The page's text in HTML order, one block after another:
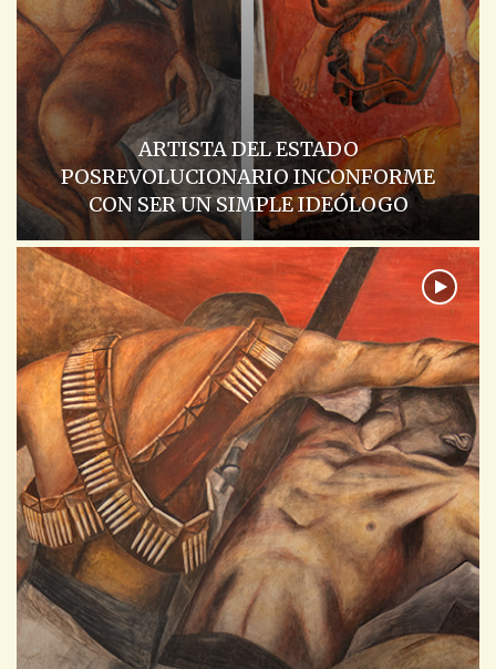
ARTISTA DEL ESTADO
POSREVOLUCIONARIO INCONFORME
CON SER UN SIMPLE IDEÓLOGO
ACADEMIA